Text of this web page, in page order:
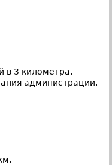
в 3 километра.
администрации.